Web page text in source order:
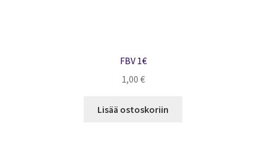
FBV 1€
1,00 €
Lisää ostoskoriin